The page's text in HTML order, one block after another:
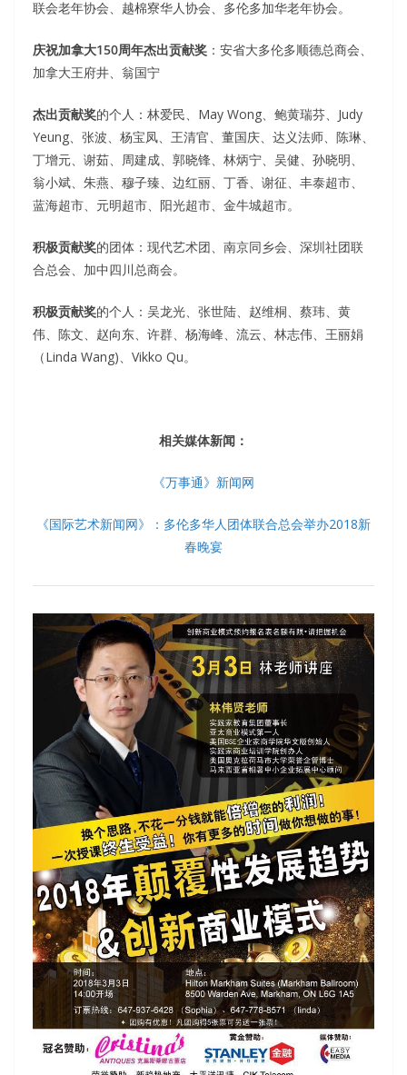
联会老年协会、越棉寮华人协会、多伦多加华老年协会。
庆祝加拿大150周年杰出贡献奖 ：安省大多伦多顺德总商会、
加拿大王府井、翁国宁
杰出贡献奖的个人：林爱民、May Wong、鲍黄瑞芬、Judy
Yeung、张波、杨宝凤、王清官、董国庆、达义法师、陈琳、
丁增元、谢茹、周建成、郭晓锋、林炳宁、吴健、孙晓明、
翁小斌、朱燕、穆子臻、边红丽、丁香、谢征、丰泰超市、
蓝海超市、元明超市、阳光超市、金牛城超市。
积极贡献奖的团体：现代艺术团、南京同乡会、深圳社团联
合总会、加中四川总商会。
积极贡献奖的个人：吴龙光、张世陆、赵维桐、蔡玮、黄
伟、陈文、赵向东、许群、杨海峰、流云、林志伟、王丽娟
（Linda Wang)、Vikko Qu。
相关媒体新闻：
《万事通》新闻网
《国际艺术新闻网》：多伦多华人团体联合总会举办2018新
春晚宴